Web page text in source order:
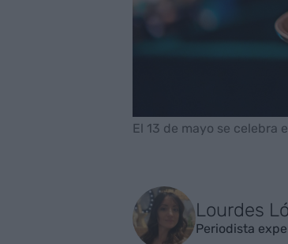
El 13 de mayo se celebra
Lourdes
Periodista